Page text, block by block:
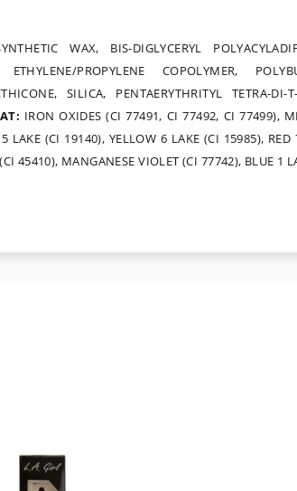
WAX, BIS-DIGLYCERYL
ETHYLENE/PROPYLENE COPOLYMER,
SILICA, PENTAERYTHRITYL TETRA-DI-
IRON OXIDES (CI 77491, CI 77492, CI 77499),
(CI 19140), YELLOW 6 LAKE (CI 15985), RED
45410), MANGANESE VIOLET (CI 77742), BLUE 1